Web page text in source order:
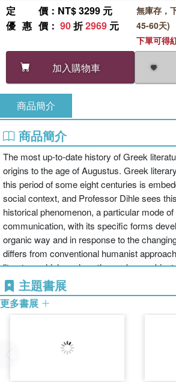
定價 ：NT$ 3299 元
優惠價 ： 90折2969 元
加入購物車
無庫存，
45-60天)
下單可得
商品簡介
商品簡介
The most up-to-date history of Greek
origins to the age of Augustus. Greek
this period of some eight centuries is
social context, and Professor Dihle sees
historical phenomenon, a particular mode
communication, with its specific forms
organic way and in response to the
differs from conventional humanist
literature which analyse the works as
independent of any historical setting or
This magisterial survey by one of the
on classical literature will establish itself, as
主題書展
更多書展